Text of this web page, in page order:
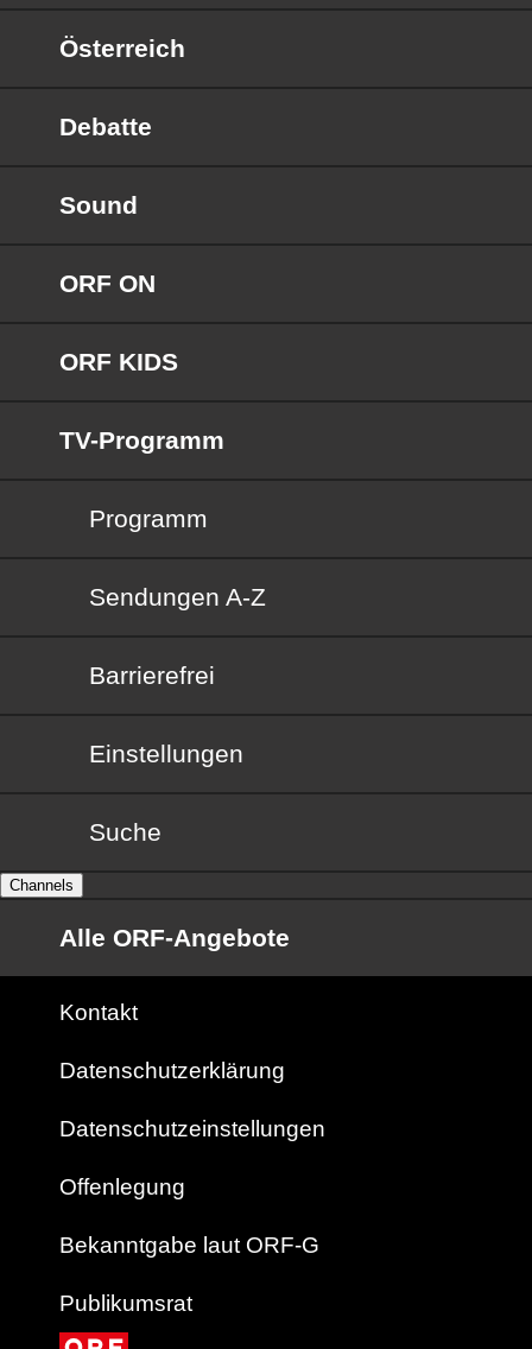
Österreich
Debatte
Sound
ORF ON
ORF KIDS
TV-Programm
Programm
Sendungen von A bis Z
Sendungen A-Z
Barrierefrei
Barrierefrei
Einstellungen
Suche
Channels
Alle ORF-Angebote
Kontakt
Datenschutzerklärung
Datenschutzeinstellungen
Offenlegung
Bekanntgabe laut ORF-G
Publikumsrat